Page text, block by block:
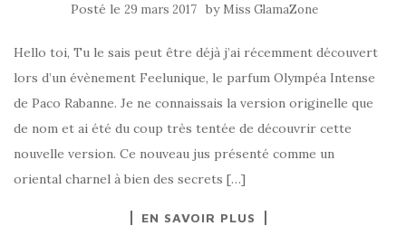
Posté le 29 mars 2017 by Miss GlamaZone
Hello toi, Tu le sais peut être déjà j’ai récemment découvert
lors d’un évènement Feelunique, le parfum Olympéa Intense
de Paco Rabanne. Je ne connaissais la version originelle que
de nom et ai été du coup très tentée de découvrir cette
nouvelle version. Ce nouveau jus présenté comme un
oriental charnel à bien des secrets […]
EN SAVOIR PLUS